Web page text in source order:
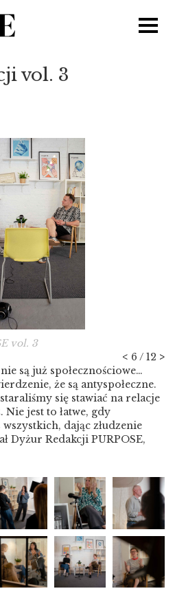
vol. 3
vol. 3
< 6 / 12 >
są już społecznościowe…
że są antyspołeczne.
się stawiać na relacje
Nie jest to łatwe, gdy
dając złudzenie
Dyżur Redakcji PURPOSE,